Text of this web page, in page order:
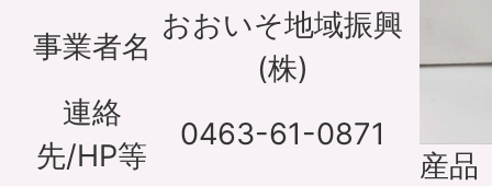
事業者名
おおいそ地域振興
(株)
連絡
先/HP等
0463-61-0871
産品